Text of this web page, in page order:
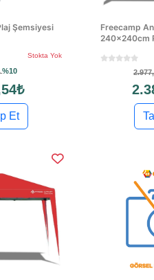
Şemsiyesi
Stokta Yok
%10
Et
Freecamp
240x240cm